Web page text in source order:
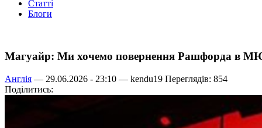
Статті
Блоги
Магуайр: Ми хочемо повернення Рашфорда в
Англія — 29.06.2026 - 23:10 — kendu19 Переглядів: 854
Поділитись: